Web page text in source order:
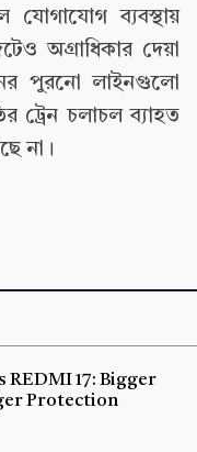
যোগাযোগ ব্যবস্থায়
অগ্রাধিকার দেয়া
পুরনো লাইনগুলো
ট্রেন চলাচল ব্যাহত
না।
REDMI 17: Bigger
Protection